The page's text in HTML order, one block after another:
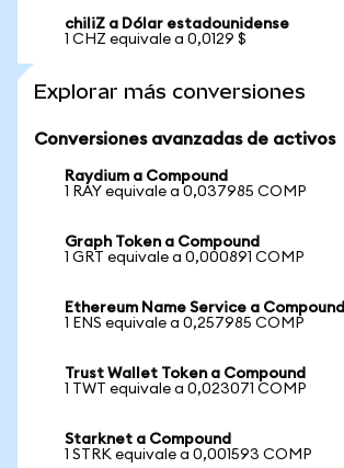
chiliZ a Dólar estadounidense
1 CHZ equivale a 0,0129 $
Explorar más conversiones
Conversiones avanzadas de activos
Raydium a Compound
1 RAY equivale a 0,037985 COMP
Graph Token a Compound
1 GRT equivale a 0,000891 COMP
Ethereum Name Service a Compound
1 ENS equivale a 0,257985 COMP
Trust Wallet Token a Compound
1 TWT equivale a 0,023071 COMP
Starknet a Compound
1 STRK equivale a 0,001593 COMP